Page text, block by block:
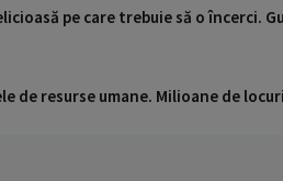
pe care trebuie să o încerci.
resurse umane. Milioane de